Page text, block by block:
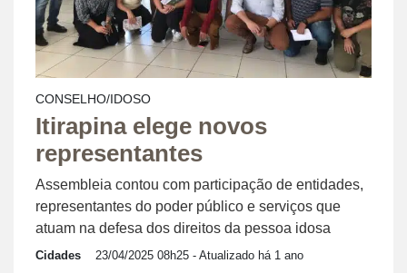
CONSELHO/IDOSO
Itirapina elege novos
representantes
Assembleia contou com participação de entidades,
representantes do poder público e serviços que
atuam na defesa dos direitos da pessoa idosa
Cidades 23/04/2025 08h25 - Atualizado há 1 ano